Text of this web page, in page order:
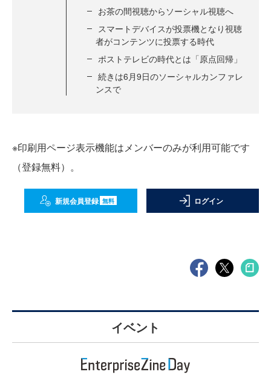
お茶の間視聴からソーシャル視聴へ
スマートデバイスが投票機となり視聴
者がコンテンツに投票する時代
ポストテレビの時代とは「原点回帰」
続きは6月9日のソーシャルカンファレ
ンスで
※印刷用ページ表示機能はメンバーのみが利用可能です
（登録無料）。
新規会員登録 無料 ログイン
イベント